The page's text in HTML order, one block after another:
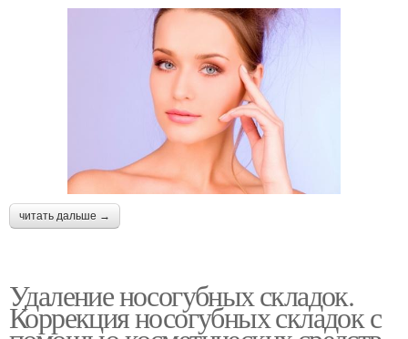
читать дальше →
Удаление носогубных складок.
Коррекция носогубных складок с